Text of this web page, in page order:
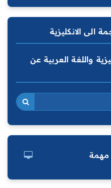
الى الانكليزية
واللغة العربية عن
مهمة